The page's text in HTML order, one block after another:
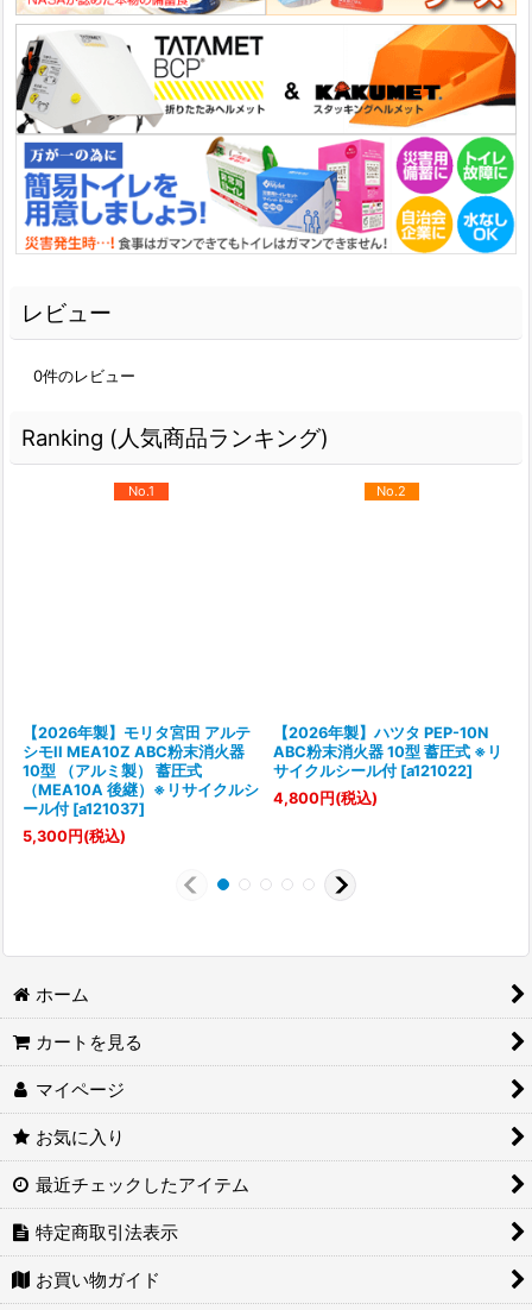
レビュー
0件のレビュー
Ranking (人気商品ランキング)
No.1
【2026年製】モリタ宮田 アルテ
シモII MEA10Z ABC粉末消火器
10型 （アルミ製） 蓄圧式
（MEA10A 後継）※リサイクルシ
ール付 [a121037]
5,300円 (税込)
No.2
【2026年製】ハツタ PEP-10N
ABC粉末消火器 10型 蓄圧式 ※リ
サイクルシール付 [a121022]
4,800円 (税込)
ホーム
カートを見る
マイページ
お気に入り
最近チェックしたアイテム
特定商取引法表示
お買い物ガイド